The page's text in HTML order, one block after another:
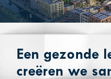
Een gezonde
creëren we